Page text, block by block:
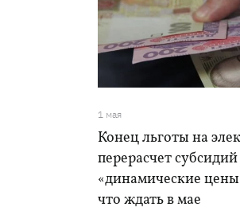
1 мая
Конец льготы на
перерасчет
«динамические
что ждать в мае